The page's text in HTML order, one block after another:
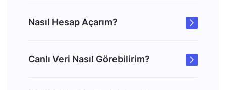
Nasıl Hesap Açarım?
Canlı Veri Nasıl Görebilirim?